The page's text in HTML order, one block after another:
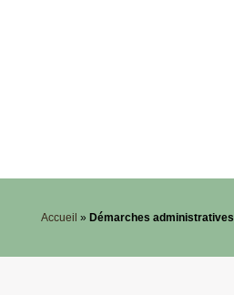
Accueil » Démarches administratives